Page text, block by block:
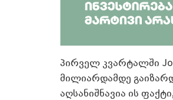
პირველ კვარტალში
მილიარდამდე
აღსანიშნავია ის